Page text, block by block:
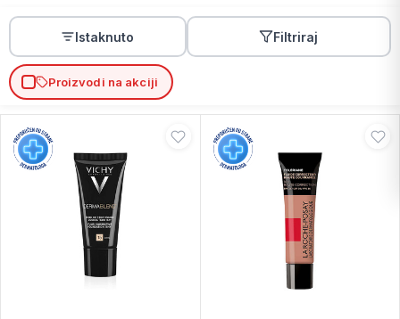
Istaknuto Filtriraj
Proizvodi na akciji